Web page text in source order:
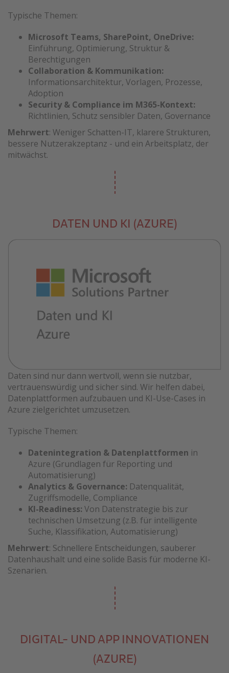
Typische Themen:
Microsoft Teams, SharePoint, OneDrive:
Einführung, Optimierung, Struktur &
Berechtigungen
Collaboration & Kommunikation:
Informationsarchitektur, Vorlagen, Prozesse,
Adoption
Security & Compliance im M365-Kontext:
Richtlinien, Schutz sensibler Daten, Governance
Mehrwert: Weniger Schatten-IT, klarere Strukturen,
bessere Nutzerakzeptanz - und ein Arbeitsplatz, der
mitwächst.
DATEN UND KI (AZURE)
Daten sind nur dann wertvoll, wenn sie nutzbar,
vertrauenswürdig und sicher sind. Wir helfen dabei,
Datenplattformen aufzubauen und KI-Use-Cases in
Azure zielgerichtet umzusetzen.
Typische Themen:
Datenintegration & Datenplattformen in
Azure (Grundlagen für Reporting und
Automatisierung)
Analytics & Governance: Datenqualität,
Zugriffsmodelle, Compliance
KI-Readiness: Von Datenstrategie bis zur
technischen Umsetzung (z.B. für intelligente
Suche, Klassifikation, Automatisierung)
Mehrwert: Schnellere Entscheidungen, sauberer
Datenhaushalt und eine solide Basis für moderne KI-
Szenarien.
DIGITAL- UND APP INNOVATIONEN
(AZURE)